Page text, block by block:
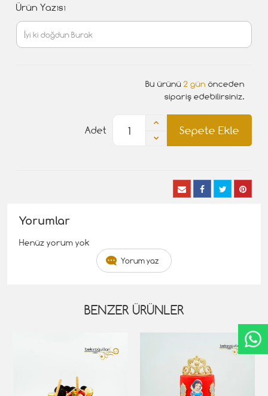
Ürün Yazısı
Bu ürünü 2 gün önceden
sipariş edebilirsiniz.
Sepete Ekle
Adet
Yorumlar
Henüz yorum yok
Yorum yaz
BENZER ÜRÜNLER